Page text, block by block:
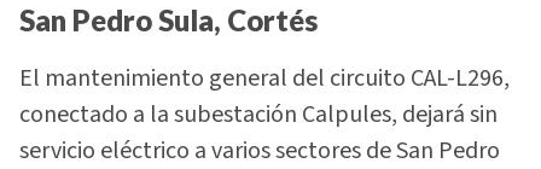
San Pedro Sula, Cortés
El mantenimiento general del circuito CAL-L296,
conectado a la subestación Calpules, dejará sin
servicio eléctrico a varios sectores de San Pedro